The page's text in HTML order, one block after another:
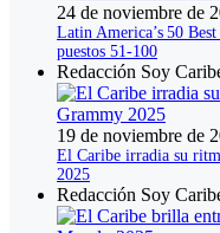
24 de noviembre de
Latin America’s 50
puestos 51‑100
Redacción Soy
19 de noviembre de
El Caribe irradia su
2025
Redacción Soy